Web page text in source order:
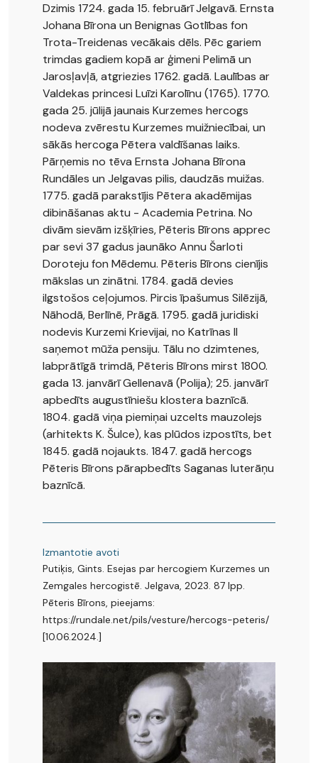
Dzimis 1724. gada 15. februārī Jelgavā. Ernsta
Johana Bīrona un Benignas Gotlības fon
Trota-Treidenas vecākais dēls. Pēc gariem
trimdas gadiem kopā ar ģimeni Pelimā un
Jarosļavļā, atgriezies 1762. gadā. Laulības ar
Valdekas princesi Luīzi Karolīnu (1765). 1770.
gada 25. jūlijā jaunais Kurzemes hercogs
nodeva zvērestu Kurzemes muižniecībai, un
sākās hercoga Pētera valdīšanas laiks.
Pārņemis no tēva Ernsta Johana Bīrona
Rundāles un Jelgavas pilis, daudzās muižas.
1775. gadā parakstījis Pētera akadēmijas
dibināšanas aktu - Academia Petrina. No
divām sievām izšķīries, Pēteris Bīrons apprec
par sevi 37 gadus jaunāko Annu Šarloti
Doroteju fon Mēdemu. Pēteris Bīrons cienījis
mākslas un zinātni. 1784. gadā devies
ilgstošos ceļojumos. Pircis īpašumus Silēzijā,
Nāhodā, Berlīnē, Prāgā. 1795. gadā juridiski
nodevis Kurzemi Krievijai, no Katrīnas II
saņemot mūža pensiju. Tālu no dzimtenes,
labprātīgā trimdā, Pēteris Bīrons mirst 1800.
gada 13. janvārī Gellenavā (Polija); 25. janvārī
apbedīts augustīniešu klostera baznīcā.
1804. gadā viņa piemiņai uzcelts mauzolejs
(arhitekts K. Šulce), kas plūdos izpostīts, bet
1845. gadā nojaukts. 1847. gadā hercogs
Pēteris Bīrons pārapbedīts Saganas luterāņu
baznīcā.
Izmantotie avoti
Putiķis, Gints. Esejas par hercogiem Kurzemes un
Zemgales hercogistē. Jelgava, 2023. 87 lpp.
Pēteris Bīrons, pieejams:
https://rundale.net/pils/vesture/hercogs-peteris/
[10.06.2024.]